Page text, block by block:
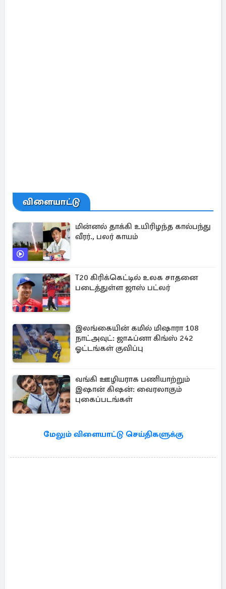
விளையாட்டு
மின்னல் தாக்கி உயிரிழந்த கால்பந்து
வீரர்., பலர் காயம்
T20 கிரிக்கெட்டில் உலக சாதனை
படைத்துள்ள ஜாஸ் பட்லர்
இலங்கையின் கமில் மிஷாரா 108
நாட்அவுட்: ஜாஃப்னா கிங்ஸ் 242
ஓட்டங்கள் குவிப்பு
வங்கி ஊழியராக பணியாற்றும்
இஷான் கிஷன்: வைரலாகும்
புகைப்படங்கள்
மேலும் விளையாட்டு செய்திகளுக்கு